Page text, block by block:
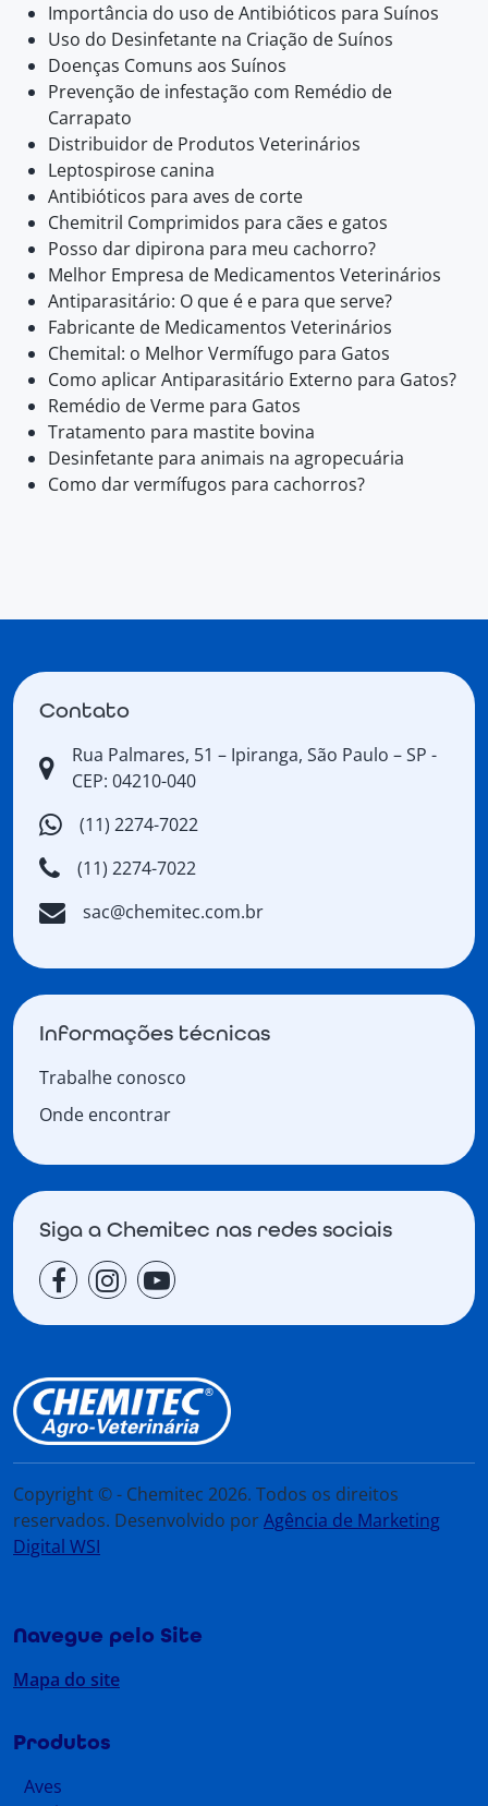
Importância do uso de Antibióticos para Suínos
Uso do Desinfetante na Criação de Suínos
Doenças Comuns aos Suínos
Prevenção de infestação com Remédio de
Carrapato
Distribuidor de Produtos Veterinários
Leptospirose canina
Antibióticos para aves de corte
Chemitril Comprimidos para cães e gatos
Posso dar dipirona para meu cachorro?
Melhor Empresa de Medicamentos Veterinários
Antiparasitário: O que é e para que serve?
Fabricante de Medicamentos Veterinários
Chemital: o Melhor Vermífugo para Gatos
Como aplicar Antiparasitário Externo para Gatos?
Remédio de Verme para Gatos
Tratamento para mastite bovina
Desinfetante para animais na agropecuária
Como dar vermífugos para cachorros?
Contato
Rua Palmares, 51 – Ipiranga, São Paulo – SP -
CEP: 04210-040
(11) 2274-7022
(11) 2274-7022
sac@chemitec.com.br
Informações técnicas
Trabalhe conosco
Onde encontrar
Siga a Chemitec nas redes sociais
Copyright © - Chemitec 2026. Todos os direitos
reservados. Desenvolvido porAgência de Marketing
Digital WSI
Navegue pelo Site
Mapa do site
Produtos
Aves